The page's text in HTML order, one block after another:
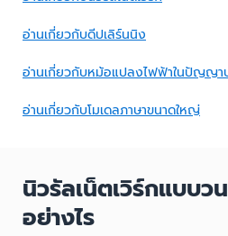
อ่านเกี่ยวกับดีปเลิร์นนิง
อ่านเกี่ยวกับหม้อแปลงไฟฟ้าในปัญญา
อ่านเกี่ยวกับโมเดลภาษาขนาดใหญ่
นิวรัลเน็ตเวิร์กแบบว
อย่างไร